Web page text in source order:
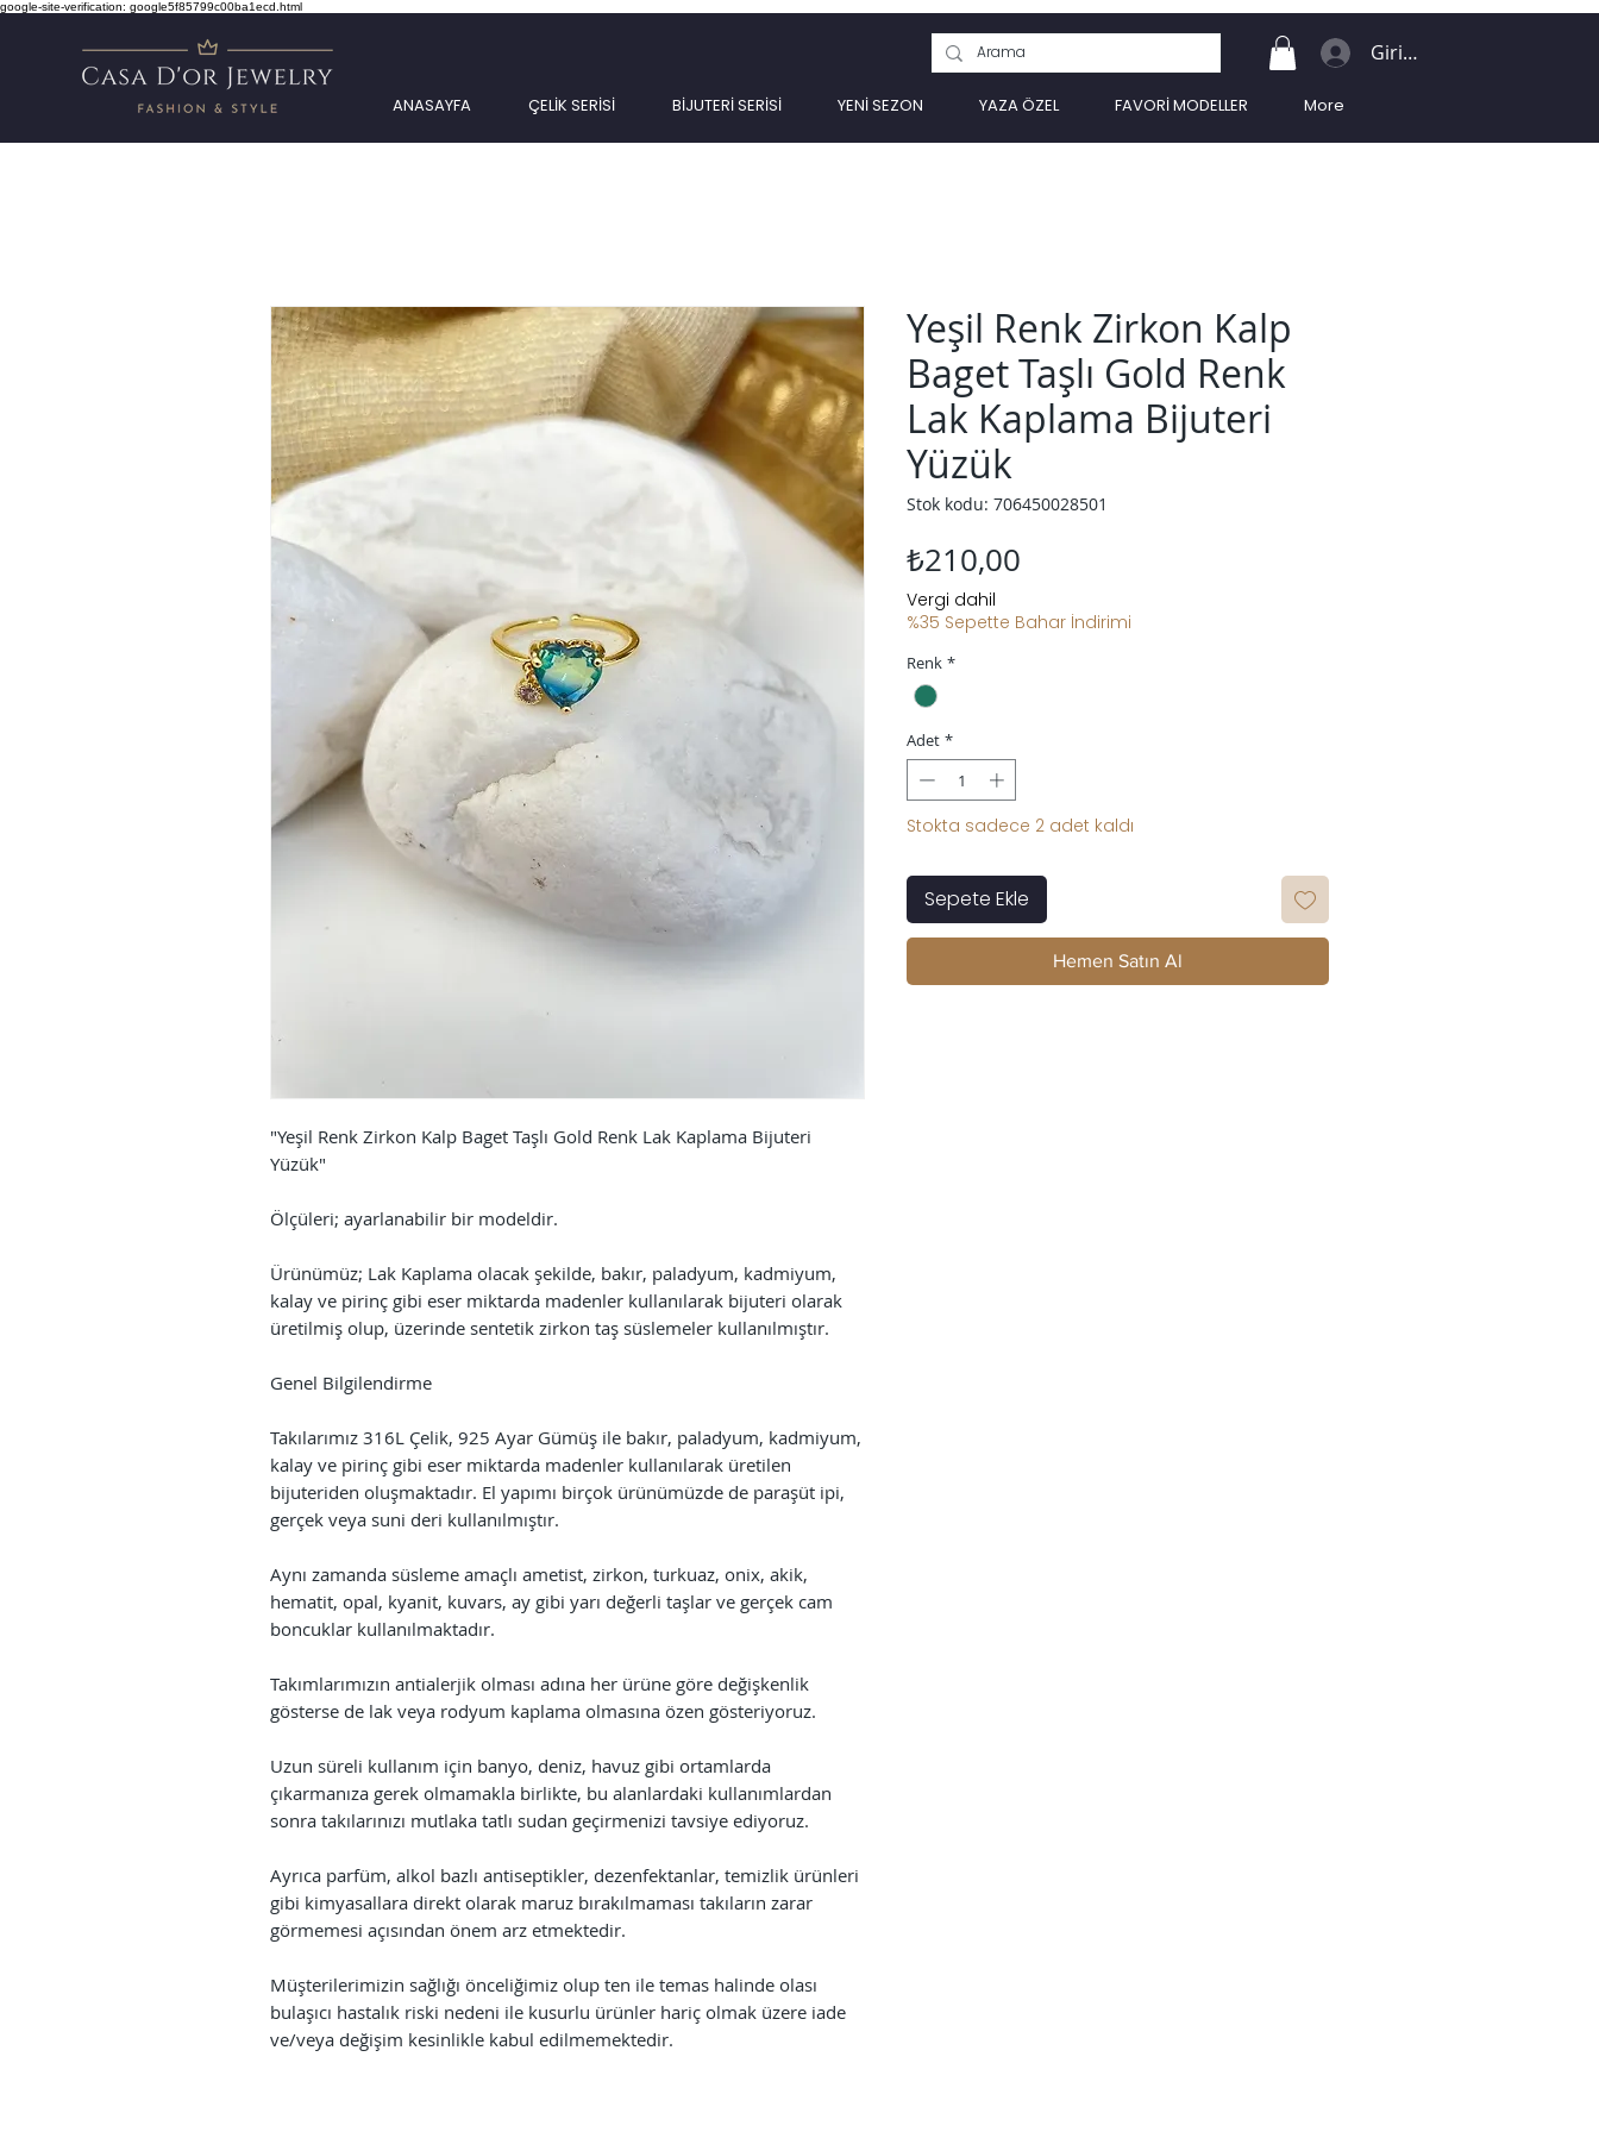
google-site-verification: google5f85799c00ba1ecd.html
Giriş Yap
ANASAYFA ÇELİK SERİSİ BİJUTERİ SERİSİ YENİ SEZON YAZA ÖZEL FAVORİ MODELLER More
"Yeşil Renk Zirkon Kalp Baget Taşlı Gold Renk Lak Kaplama Bijuteri
Yüzük"
Ölçüleri; ayarlanabilir bir modeldir.
Ürünümüz; Lak Kaplama olacak şekilde, bakır, paladyum, kadmiyum,
kalay ve pirinç gibi eser miktarda madenler kullanılarak bijuteri olarak
üretilmiş olup, üzerinde sentetik zirkon taş süslemeler kullanılmıştır.
Genel Bilgilendirme
Takılarımız 316L Çelik, 925 Ayar Gümüş ile bakır, paladyum, kadmiyum,
kalay ve pirinç gibi eser miktarda madenler kullanılarak üretilen
bijuteriden oluşmaktadır. El yapımı birçok ürünümüzde de paraşüt ipi,
gerçek veya suni deri kullanılmıştır.
Aynı zamanda süsleme amaçlı ametist, zirkon, turkuaz, onix, akik,
hematit, opal, kyanit, kuvars, ay gibi yarı değerli taşlar ve gerçek cam
boncuklar kullanılmaktadır.
Takımlarımızın antialerjik olması adına her ürüne göre değişkenlik
gösterse de lak veya rodyum kaplama olmasına özen gösteriyoruz.
Uzun süreli kullanım için banyo, deniz, havuz gibi ortamlarda
çıkarmanıza gerek olmamakla birlikte, bu alanlardaki kullanımlardan
sonra takılarınızı mutlaka tatlı sudan geçirmenizi tavsiye ediyoruz.
Ayrıca parfüm, alkol bazlı antiseptikler, dezenfektanlar, temizlik ürünleri
gibi kimyasallara direkt olarak maruz bırakılmaması takıların zarar
görmemesi açısından önem arz etmektedir.
Müşterilerimizin sağlığı önceliğimiz olup ten ile temas halinde olası
bulaşıcı hastalık riski nedeni ile kusurlu ürünler hariç olmak üzere iade
ve/veya değişim kesinlikle kabul edilmemektedir.
Yeşil Renk Zirkon Kalp
Baget Taşlı Gold Renk
Lak Kaplama Bijuteri
Yüzük
Stok kodu: 706450028501
₺210,00
Vergi dahil
%35 Sepette Bahar İndirimi
Renk *
Adet *
Stokta sadece 2 adet kaldı
Sepete Ekle
Hemen Satın Al